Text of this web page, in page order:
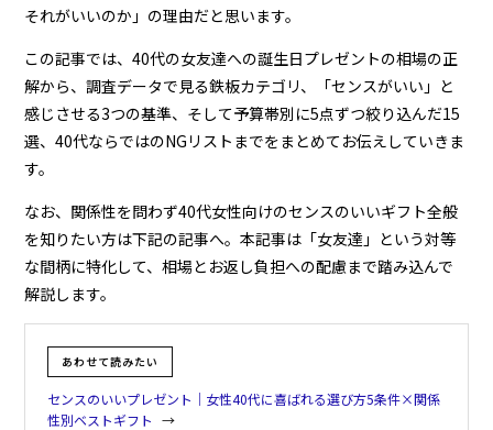
それがいいのか」の理由だと思います。
この記事では、40代の女友達への誕生日プレゼントの相場の正
解から、調査データで見る鉄板カテゴリ、「センスがいい」と
感じさせる3つの基準、そして予算帯別に5点ずつ絞り込んだ15
選、40代ならではのNGリストまでをまとめてお伝えしていきま
す。
なお、関係性を問わず40代女性向けのセンスのいいギフト全般
を知りたい方は下記の記事へ。本記事は「女友達」という対等
な間柄に特化して、相場とお返し負担への配慮まで踏み込んで
解説します。
あわせて読みたい
センスのいいプレゼント｜女性40代に喜ばれる選び方5条件×関係
性別ベストギフト